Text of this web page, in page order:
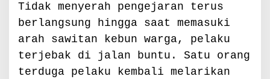
Tidak menyerah pengejaran terus
berlangsung hingga saat memasuki
arah sawitan kebun warga, pelaku
terjebak di jalan buntu. Satu orang
terduga pelaku kembali melarikan